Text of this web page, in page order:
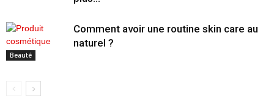
Beauté
Comment avoir une routine skin care au
naturel ?